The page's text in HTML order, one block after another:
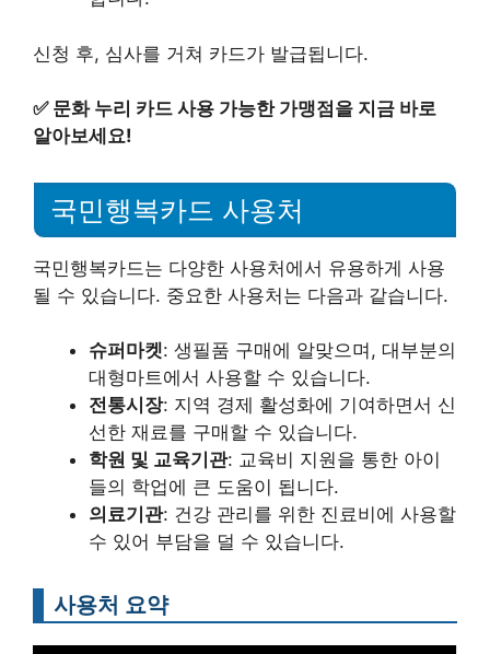
신청 후, 심사를 거쳐 카드가 발급됩니다.
✅ 문화 누리 카드 사용 가능한 가맹점을 지금 바로
알아보세요!
국민행복카드 사용처
국민행복카드는 다양한 사용처에서 유용하게 사용
될 수 있습니다. 중요한 사용처는 다음과 같습니다.
슈퍼마켓: 생필품 구매에 알맞으며, 대부분의
대형마트에서 사용할 수 있습니다.
전통시장: 지역 경제 활성화에 기여하면서 신
선한 재료를 구매할 수 있습니다.
학원 및 교육기관: 교육비 지원을 통한 아이
들의 학업에 큰 도움이 됩니다.
의료기관: 건강 관리를 위한 진료비에 사용할
수 있어 부담을 덜 수 있습니다.
사용처 요약